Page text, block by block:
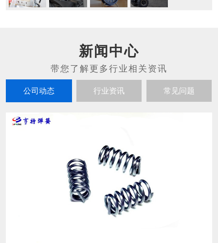
新闻中心
公司动态 行业资讯 常见问题